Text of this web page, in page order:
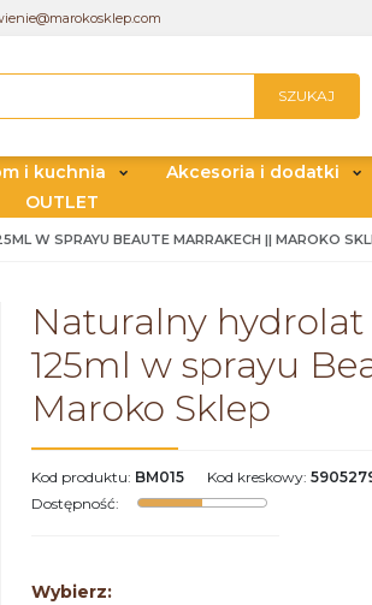
SZUKAJ
i kuchnia Akcesoria i dodatki
OUTLET
W SPRAYU BEAUTE MARRAKECH || MAROKO
Naturalny
125ml w sprayu
Maroko Sklep
Kod produktu: BM015 Kod kreskowy:
Dostępność:
Wybierz: